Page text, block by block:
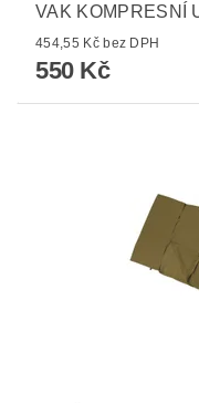
VAK KOMPRESNÍ
454,55 Kč bez DPH
550 Kč